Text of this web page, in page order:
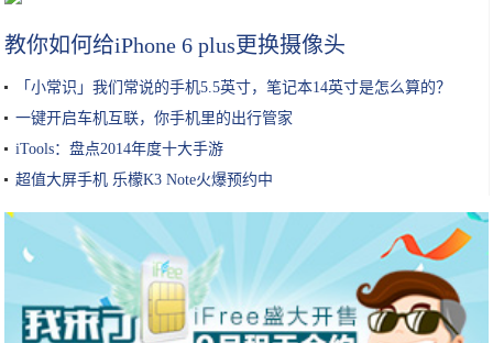
教你如何给iPhone 6 plus更换摄像头
「小常识」我们常说的手机5.5英寸，笔记本14英寸是怎么算的？
一键开启车机互联，你手机里的出行管家
iTools：盘点2014年度十大手游
超值大屏手机 乐檬K3 Note火爆预约中